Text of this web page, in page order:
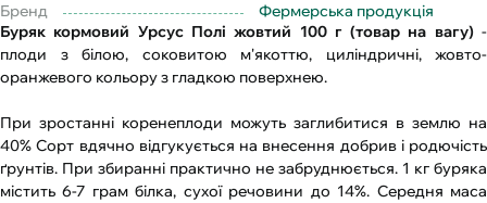
Бренд
Фермерська продукція
Буряк кормовий Урсус Полі жовтий 100 г (товар на вагу)-
плоди з білою, соковитою м'якоттю, циліндричні, жовто-
оранжевого кольору з гладкою поверхнею.
При зростанні коренеплоди можуть заглибитися в землю на
40% Сорт вдячно відгукується на внесення добрив і родючість
ґрунтів. При збиранні практично не забруднюється. 1 кг буряка
містить 6-7 грам білка, сухої речовини до 14%. Середня маса